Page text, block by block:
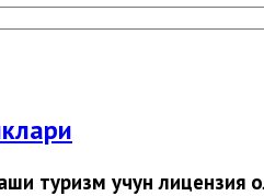
туризм учун лицензия